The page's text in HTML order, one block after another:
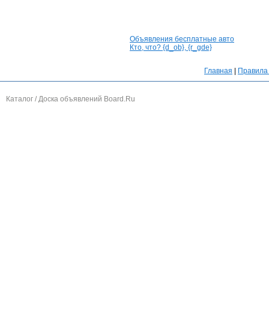
Объявления бесплатные авто
Кто, что? {d_ob}, {r_gde}
Главная
Каталог / Доска объявлений Board.Ru